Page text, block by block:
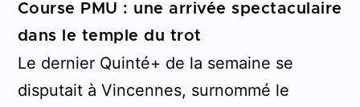
Course PMU : une arrivée spectaculaire
dans le temple du trot
Le dernier Quinté+ de la semaine se
disputait à Vincennes, surnommé le